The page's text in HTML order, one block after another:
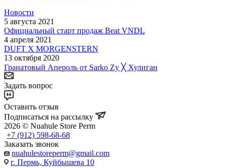
Новости
5 августа 2021
Официальный старт продаж Beat VNDL
4 апреля 2021
DUFT X MORGENSTERN
13 октября 2020
Гранатовый Апероль от Sarko Zy ╳ Хулиган
Задать вопрос
Оставить отзыв
Подписаться на рассылку
2026 © Nuahule Store Perm
+7 (912) 598-68-68
Заказать звонок
nuahulestoreperm@gmail.com
г. Пермь, Куйбышева 10